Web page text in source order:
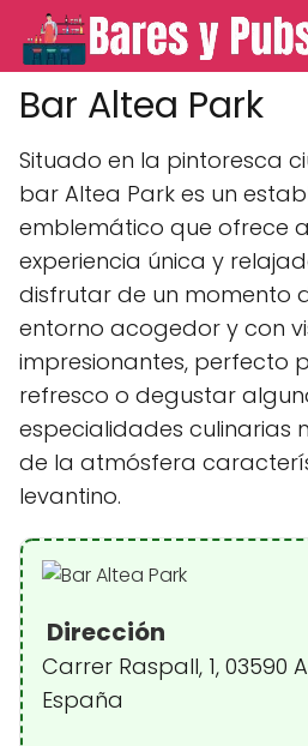
Bar Altea Park
Situado en la pintoresca
bar Altea Park es un
emblemático que ofrece
experiencia única y
disfrutar de un momento
entorno acogedor y con
impresionantes, perfecto
refresco o degustar
especialidades culinarias
de la atmósfera
levantino.
Dirección
Carrer Raspall, 1, 03590
España